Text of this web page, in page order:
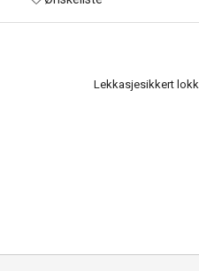
Lekkasjesikkert lokk